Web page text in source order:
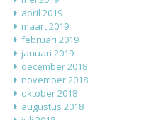
april 2019
maart 2019
februari 2019
januari 2019
december 2018
november 2018
oktober 2018
augustus 2018